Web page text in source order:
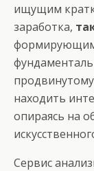
ищущим
заработка,
формирующим
находить
опираясь на
Сервис